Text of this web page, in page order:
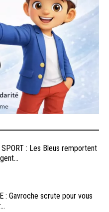
SPORT : Les Bleus remportent
: Gavroche scrute pour vous